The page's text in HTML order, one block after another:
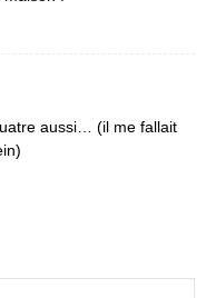
aussi… (il me fallait